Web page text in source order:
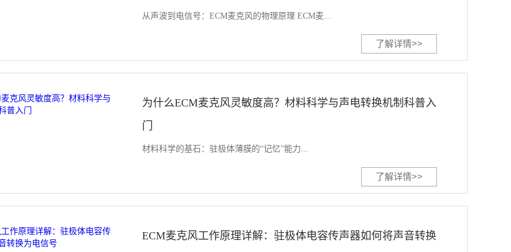
从声波到电信号：ECM麦克风的物理原理 ECM麦...
了解详情>>
为什么ECM麦克风灵敏度高？材料科学与声电转换机制科普入
门
材料科学的基石：驻极体薄膜的“记忆”能力...
了解详情>>
ECM麦克风工作原理详解：驻极体电容传声器如何将声音转换